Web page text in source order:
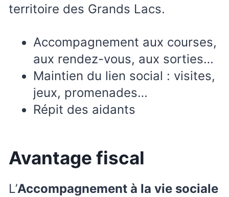
territoire des Grands Lacs.
Accompagnement aux courses,
aux rendez-vous, aux sorties…
Maintien du lien social : visites,
jeux, promenades…
​Répit des aidants
Avantage fiscal
L’Accompagnement à la vie sociale